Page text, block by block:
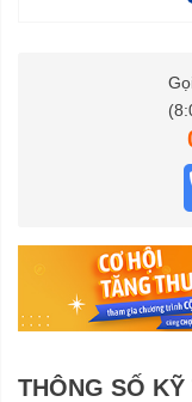
THÔNG SỐ KỸ